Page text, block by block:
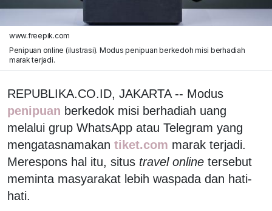
www.freepik.com
Penipuan online (ilustrasi). Modus penipuan berkedoh misi berhadiah
marak terjadi.
REPUBLIKA.CO.ID, JAKARTA -- Modus
penipuan berkedok misi berhadiah uang
melalui grup WhatsApp atau Telegram yang
mengatasnamakan tiket.com marak terjadi.
Merespons hal itu, situs travel online tersebut
meminta masyarakat lebih waspada dan hati-
hati.